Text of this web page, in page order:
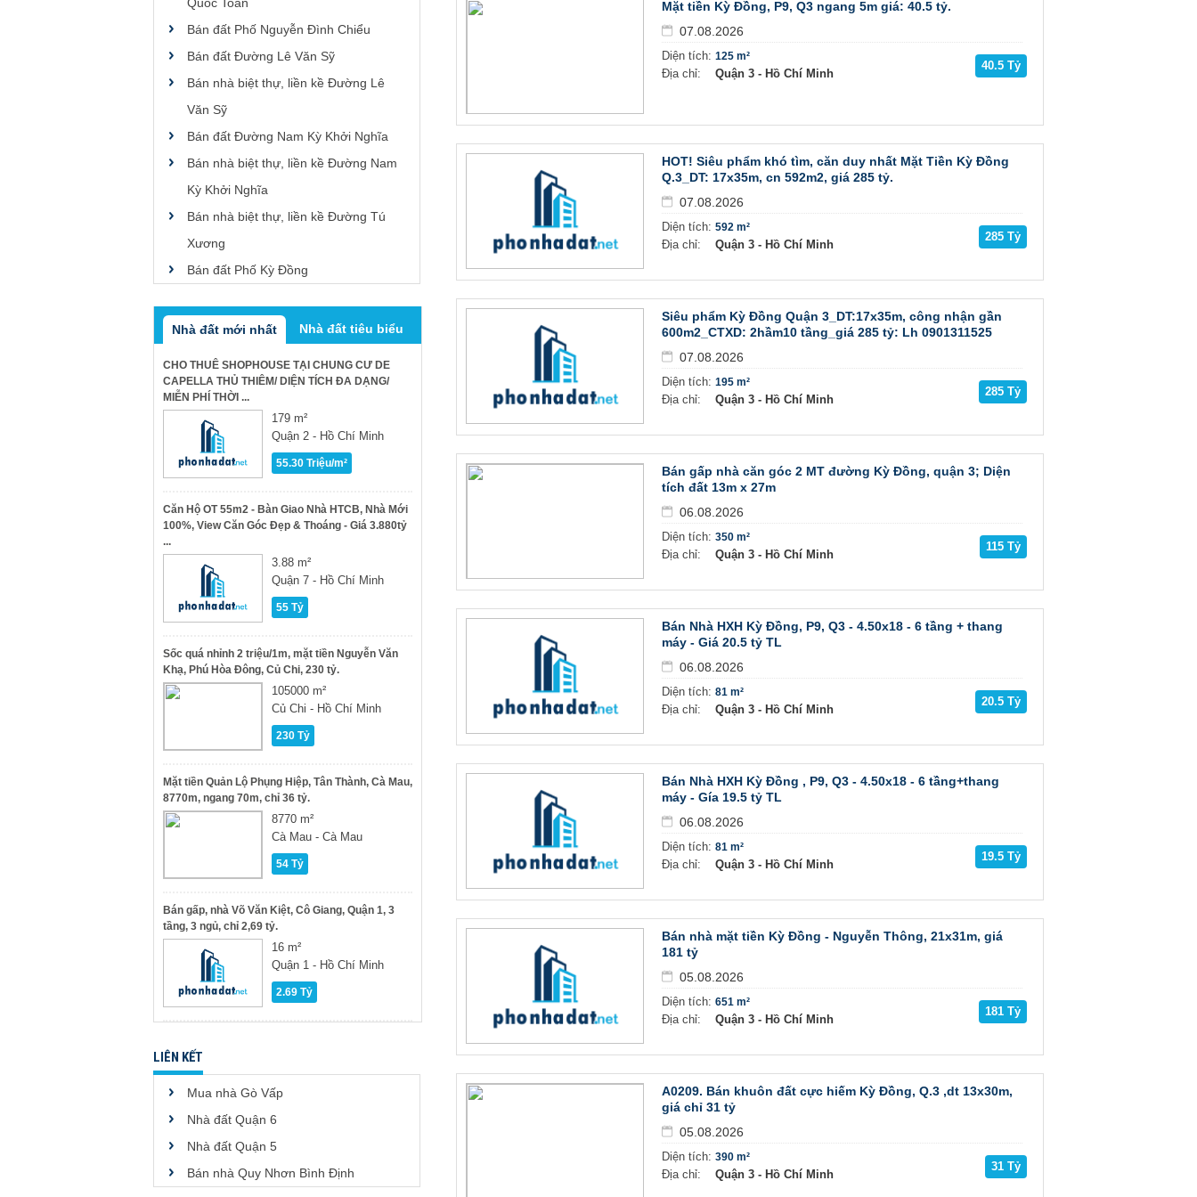
Bán đất Phố Nguyễn Đình Chiểu
Bán đất Đường Lê Văn Sỹ
Bán nhà biệt thự, liền kề Đường Lê
Văn Sỹ
Bán đất Đường Nam Kỳ Khởi Nghĩa
Bán nhà biệt thự, liền kề Đường Nam
Kỳ Khởi Nghĩa
Bán nhà biệt thự, liền kề Đường Tú
Xương
Bán đất Phố Kỳ Đồng
Nhà đất mới nhất Nhà đất tiêu biểu
CHO THUÊ SHOPHOUSE TẠI CHUNG CƯ DE
CAPELLA THỦ THIÊM/ DIỆN TÍCH ĐA DẠNG/
MIỄN PHÍ THỜI ...
179 m²
Quận 2 - Hồ Chí Minh
55.30 Triệu/m²
Căn Hộ OT 55m2 - Bàn Giao Nhà HTCB, Nhà Mới
100%, View Căn Góc Đẹp & Thoáng - Giá 3.880tỷ
...
3.88 m²
Quận 7 - Hồ Chí Minh
55 Tỷ
Sốc quá nhỉnh 2 triệu/1m, mặt tiền Nguyễn Văn
Khạ, Phú Hòa Đông, Củ Chi, 230 tỷ.
105000 m²
Củ Chi - Hồ Chí Minh
230 Tỷ
Mặt tiền Quản Lộ Phụng Hiệp, Tân Thành, Cà Mau,
8770m, ngang 70m, chỉ 36 tỷ.
8770 m²
Cà Mau - Cà Mau
54 Tỷ
Bán gấp, nhà Võ Văn Kiệt, Cô Giang, Quận 1, 3
tầng, 3 ngủ, chỉ 2,69 tỷ.
16 m²
Quận 1 - Hồ Chí Minh
2.69 Tỷ
LIÊN KẾT
Mua nhà Gò Vấp
Nhà đất Quận 6
Nhà đất Quận 5
Bán nhà Quy Nhơn Bình Định
Mặt tiền Kỳ Đồng, P9, Q3 ngang 5m giá: 40.5 tỷ.
07.08.2026
Diện tích:
Địa chỉ:
125 m²
Quận 3 - Hồ Chí Minh
40.5 Tỷ
HOT! Siêu phẩm khó tìm, căn duy nhất Mặt Tiền Kỳ Đồng
Q.3_DT: 17x35m, cn 592m2, giá 285 tỷ.
07.08.2026
Diện tích:
Địa chỉ:
592 m²
Quận 3 - Hồ Chí Minh
285 Tỷ
Siêu phẩm Kỳ Đồng Quận 3_DT:17x35m, công nhận gần
600m2_CTXD: 2hầm10 tầng_giá 285 tỷ: Lh 0901311525
07.08.2026
Diện tích:
Địa chỉ:
195 m²
Quận 3 - Hồ Chí Minh
285 Tỷ
Bán gấp nhà căn góc 2 MT đường Kỳ Đồng, quận 3; Diện
tích đất 13m x 27m
06.08.2026
Diện tích:
Địa chỉ:
350 m²
Quận 3 - Hồ Chí Minh
115 Tỷ
Bán Nhà HXH Kỳ Đồng, P9, Q3 - 4.50x18 - 6 tầng + thang
máy - Giá 20.5 tỷ TL
06.08.2026
Diện tích:
Địa chỉ:
81 m²
Quận 3 - Hồ Chí Minh
20.5 Tỷ
Bán Nhà HXH Kỳ Đồng , P9, Q3 - 4.50x18 - 6 tầng+thang
máy - Gía 19.5 tỷ TL
06.08.2026
Diện tích:
Địa chỉ:
81 m²
Quận 3 - Hồ Chí Minh
19.5 Tỷ
Bán nhà mặt tiền Kỳ Đồng - Nguyễn Thông, 21x31m, giá
181 tỷ
05.08.2026
Diện tích:
Địa chỉ:
651 m²
Quận 3 - Hồ Chí Minh
181 Tỷ
A0209. Bán khuôn đất cực hiếm Kỳ Đồng, Q.3 ,dt 13x30m,
giá chỉ 31 tỷ
05.08.2026
Diện tích:
Địa chỉ:
390 m²
Quận 3 - Hồ Chí Minh
31 Tỷ